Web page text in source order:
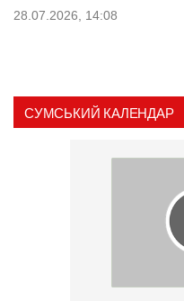
28.07.2026, 14:08
СУМСЬКИЙ КАЛЕНДАР